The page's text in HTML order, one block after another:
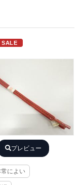
SALE
プレビュー
によい